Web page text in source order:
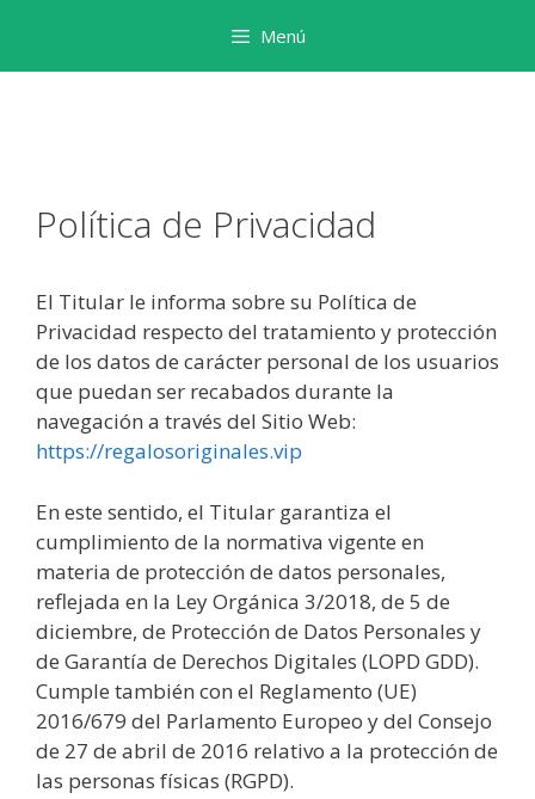
contenido
Menú
Política de Privacidad
El Titular le informa sobre su Política de
Privacidad respecto del tratamiento y protección
de los datos de carácter personal de los usuarios
que puedan ser recabados durante la
navegación a través del Sitio Web:
https://regalosoriginales.vip
En este sentido, el Titular garantiza el
cumplimiento de la normativa vigente en
materia de protección de datos personales,
reflejada en la Ley Orgánica 3/2018, de 5 de
diciembre, de Protección de Datos Personales y
de Garantía de Derechos Digitales (LOPD GDD).
Cumple también con el Reglamento (UE)
2016/679 del Parlamento Europeo y del Consejo
de 27 de abril de 2016 relativo a la protección de
las personas físicas (RGPD).